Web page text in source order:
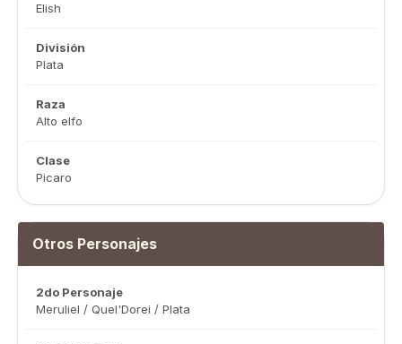
Elish
División
Plata
Raza
Alto elfo
Clase
Picaro
Otros Personajes
2do Personaje
Meruliel / Quel'Dorei / Plata